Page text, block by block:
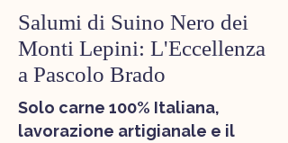
Salumi di Suino Nero dei
Monti Lepini: L'Eccellenza
a Pascolo Brado
Solo carne 100% Italiana,
lavorazione artigianale e il